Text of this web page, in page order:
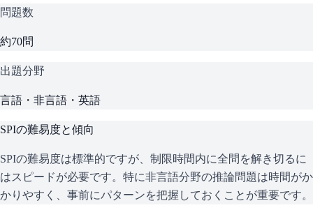
問題数
約70問
出題分野
言語・非言語・英語
SPIの難易度と傾向
SPIの難易度は標準的ですが、制限時間内に全問を解き切るに
はスピードが必要です。特に非言語分野の推論問題は時間がか
かりやすく、事前にパターンを把握しておくことが重要です。